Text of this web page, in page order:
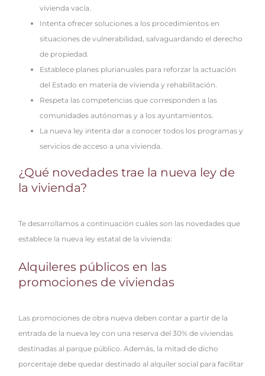
vivienda vacía.
Intenta ofrecer soluciones a los procedimientos en
situaciones de vulnerabilidad, salvaguardando el derecho
de propiedad.
Establece planes plurianuales para reforzar la actuación
del Estado en materia de vivienda y rehabilitación.
Respeta las competencias que corresponden a las
comunidades autónomas y a los ayuntamientos.
La nueva ley intenta dar a conocer todos los programas y
servicios de acceso a una vivienda.
¿Qué novedades trae la nueva ley de
la vivienda?
Te desarrollamos a continuación cuáles son las novedades que
establece la nueva ley estatal de la vivienda:
Alquileres públicos en las
promociones de viviendas
Las promociones de obra nueva deben contar a partir de la
entrada de la nueva ley con una reserva del 30% de viviendas
destinadas al parque público. Además, la mitad de dicho
porcentaje debe quedar destinado al alquiler social para facilitar